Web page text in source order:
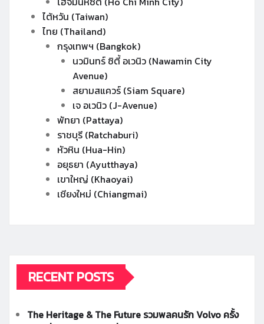
ไต้หวัน (Taiwan)
ไทย (Thailand)
กรุงเทพฯ (Bangkok)
นวมินทร์ ซิตี้ อเวนิว (Nawamin City
Avenue)
สยามสแควร์ (Siam Square)
เจ อเวนิว (J-Avenue)
พัทยา (Pattaya)
ราชบุรี (Ratchaburi)
หัวหิน (Hua-Hin)
อยุธยา (Ayutthaya)
เขาใหญ่ (Khaoyai)
เชียงใหม่ (Chiangmai)
RECENT POSTS
The Heritage & The Future รวมพลคนรัก Volvo ครั้ง